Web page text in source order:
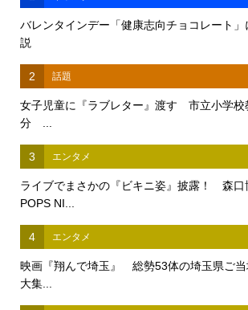
バレンタインデー「健康志向チョコレート
説
2 話題
女子児童に『ラブレター』渡す 市立小学校
分 ...
3 エンタメ
ライブでまさかの『ビキニ姿』披露！ 森口
POPS NI...
4 エンタメ
映画『翔んで埼玉』 総勢53体の埼玉県ご当
大集...